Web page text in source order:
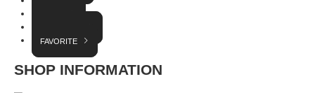
FAVORITE
SHOP INFORMATION